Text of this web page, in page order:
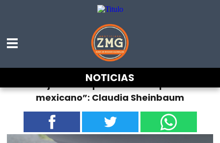
NOTICIAS
“El Ejército es parte viva del pueblo
mexicano”: Claudia Sheinbaum